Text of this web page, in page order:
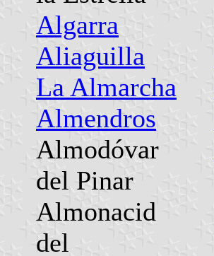
Algarra
Aliaguilla
La Almarcha
Almendros
Almodóvar
del Pinar
Almonacid
del